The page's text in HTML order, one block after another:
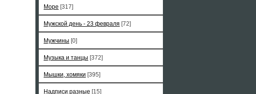
Море [317]
Мужской день - 23 февраля [72]
Мужчины [0]
Музыка и танцы [372]
Мышки, хомяки [395]
Надписи разные [15]